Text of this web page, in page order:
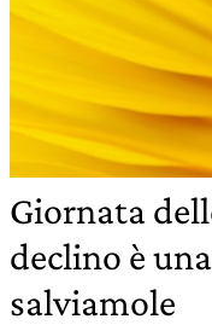
Giornata
declino è
salviamole